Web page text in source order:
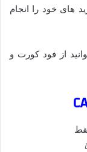
های خود را انجام
از فود کورت و